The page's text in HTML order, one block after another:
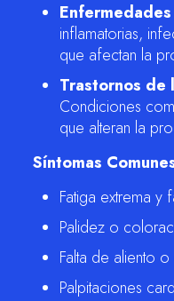
inflamatorias,
que afectan la
Trastornos de
Condiciones
que alteran la
Síntomas
Fatiga extrema y
Palidez o
Falta de aliento
Palpitaciones